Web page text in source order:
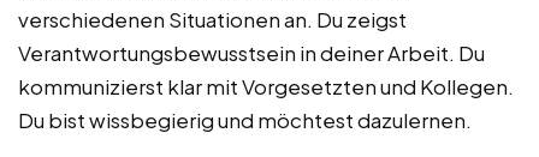
verschiedenen Situationen an. Du zeigst
Verantwortungsbewusstsein in deiner Arbeit. Du
kommunizierst klar mit Vorgesetzten und Kollegen.
Du bist wissbegierig und möchtest dazulernen.